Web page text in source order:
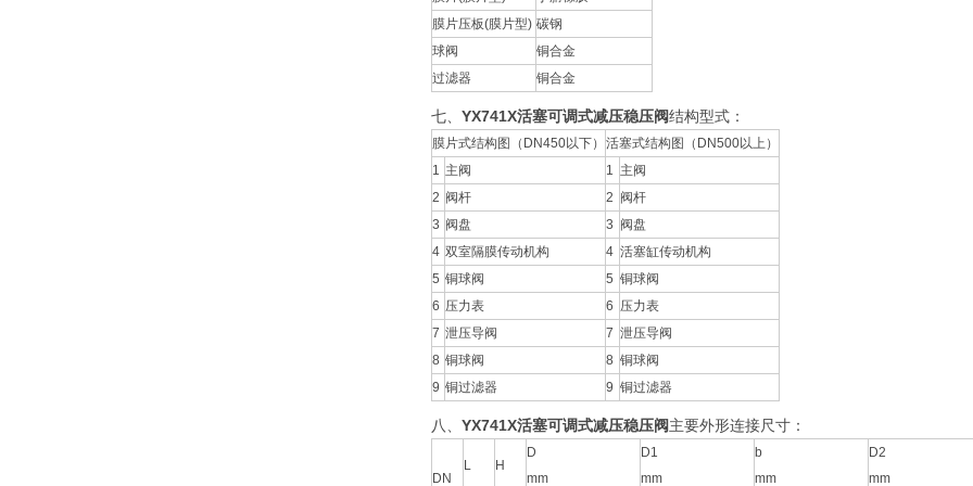
膜片压板(膜片型) 碳钢
球阀
铜合金
过滤器
铜合金
七、 YX741X活塞可调式减压稳压阀结构型式：
膜片式结构图（DN450以下） 活塞式结构图（DN500以上）
1 主阀 1 主阀
2 阀杆 2 阀杆
3 阀盘 3 阀盘
4 双室隔膜传动机构 4 活塞缸传动机构
5 铜球阀 5 铜球阀
6 压力表 6 压力表
7 泄压导阀 7 泄压导阀
8 铜球阀 8 铜球阀
9 铜过滤器 9 铜过滤器
八、 YX741X活塞可调式减压稳压阀主要外形连接尺寸：
DN
L H
D
mm
D1
mm
b
mm
D2
mm